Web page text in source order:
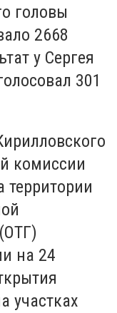
головы
2668
у Сергея
301
комиссии
на 24
участках